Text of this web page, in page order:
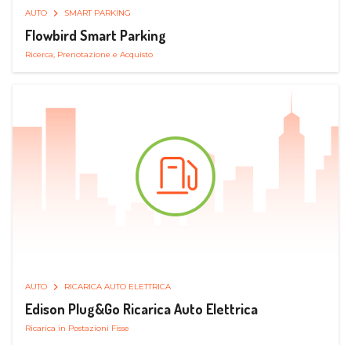
AUTO SMART PARKING
Flowbird Smart Parking
Ricerca, Prenotazione e Acquisto
AUTO RICARICA AUTO ELETTRICA
Edison Plug&Go Ricarica Auto Elettrica
Ricarica in Postazioni Fisse